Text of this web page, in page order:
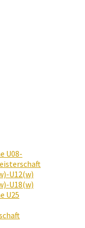
U08-
U12(w)
U18(w)
U25